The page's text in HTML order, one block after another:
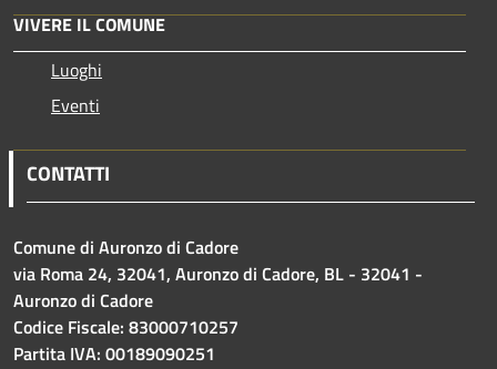
VIVERE IL COMUNE
Luoghi
Eventi
CONTATTI
Comune di Auronzo di Cadore
via Roma 24, 32041, Auronzo di Cadore, BL - 32041 -
Auronzo di Cadore
Codice Fiscale: 83000710257
Partita IVA: 00189090251